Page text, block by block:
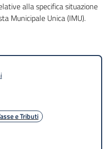
alla specifica situazione
Municipale Unica (IMU).
e Tributi